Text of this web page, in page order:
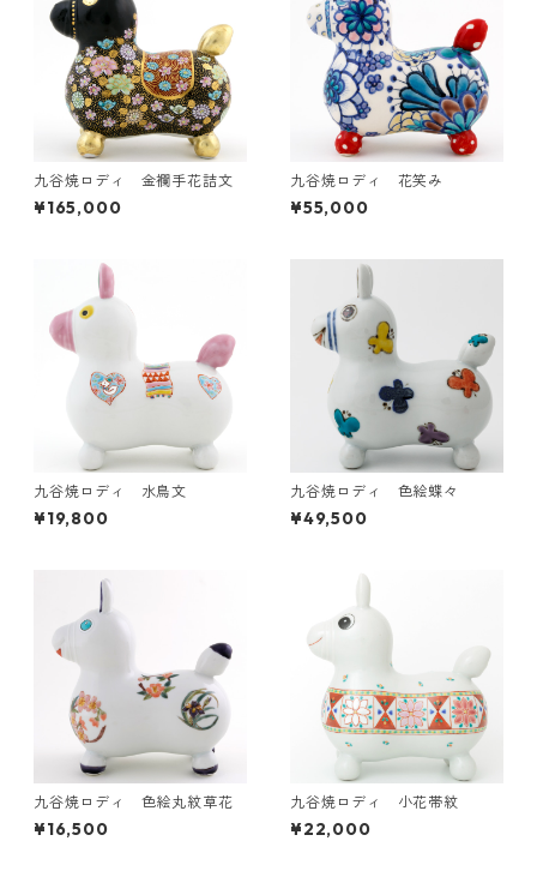
九谷焼ロディ 金襴手花詰文
¥165,000
九谷焼ロディ 花笑み
¥55,000
九谷焼ロディ 水鳥文
¥19,800
九谷焼ロディ 色絵蝶々
¥49,500
九谷焼ロディ 色絵丸紋草花
¥16,500
九谷焼ロディ 小花帯紋
¥22,000